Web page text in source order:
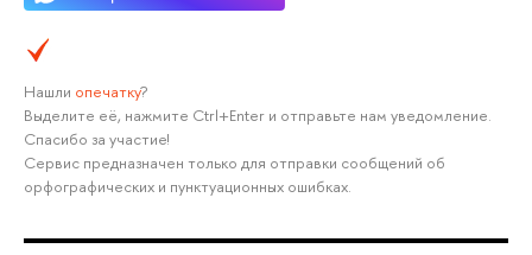
Нашли опечатку?
Выделите её, нажмите Ctrl+Enter и отправьте нам уведомление.
Спасибо за участие!
Сервис предназначен только для отправки сообщений об
орфографических и пунктуационных ошибках.